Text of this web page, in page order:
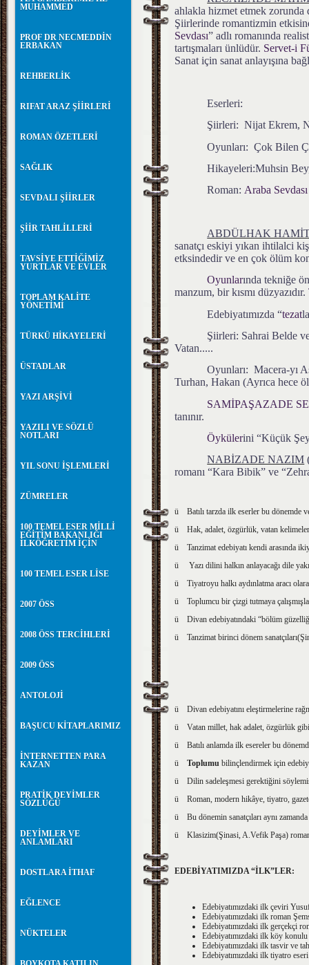
MUHAMMED
PROF DR NECMEDDİN
ERBAKAN
REHBERLİK
RIFAT ARAZ ŞİİRLERİ
ROMAN ÖZETLERİ
SAĞLIK
SEVDALI ŞİİRLER
ŞİİR TAHLİLLERİ
TAVSİYE ETTİĞİMİZ
YURTLAR VE EVLER
TOPLAM KALİTE
YÖNETİMİ
TÜRKÜ HİKAYELERİ
ÜSTADLAR
YAZI ARŞİVİ
YAZILI VE SÖZLÜ
NOTLARI
YIL SONU İŞLEMLERİ
ZÜMRELER
100 TEMEL ESER MİLLİ
EĞİTİM BAKANLIĞI
İLKÖĞRETİM İÇİN
100 TEMEL ESER LİSE
2007 ÖSS
2008 ÖSS TERCİHLERİ
2009 ÖSS
ANTOLOJİ
BAŞUCU KİTAPLARIMIZ
İNTERNETTEN PARA
KAZAN
PRATİK DEYİMLER
SÖZLÜĞÜ
DEYİMLER VE
ANLAMLARI
DOSTLARA İTHAF
EĞLENCE
NÜKTELER
ahlakla hizmet etmek zorunda
Şiirlerinde romantizmin
Sevdası” adlı romanında
tartışmaları ünlüdür. Servet-i
Sanat için sanat anlayışına
Eserleri:
Şiirleri: Nijat Ekrem,
Oyunları: Çok Bilen
Hikayeleri:Muhsin
Roman:Araba Sevdası
ABDÜLHAK
sanatçı eskiyi yıkan ihtilalci
etksindedir ve en çok ölüm
Oyunlarında tekniğe
manzum, bir kısmı düzyazıdır.
Edebiyatımızda “tezat
Şiirleri: Sahrai
Vatan.....
Oyunları: Macera-yı
Turhan, Hakan (Ayrıca hece
SAMİPAŞAZADE
tanınır.
Öykülerini “Küçük
NABİZADE NAZIM
romanı “Kara Bibik” ve
ü Batılı tarzda ilk eserler bu dönemde
ü Hak, adalet, özgürlük, vatan
ü Tanzimat edebiyatı kendi arasında
ü Yazı dilini halkın anlayacağı dile
ü Tiyatroyu halkı aydınlatma aracı
ü Toplumcu bir çizgi tutmaya
ü Divan edebiyatındaki “bölüm
ü Tanzimat birinci dönem
ü Divan edebiyatını eleştirmelerine
ü Vatan millet, hak adalet, özgürlük gibi
ü Batılı anlamda ilk esereler bu
ü Toplumu bilinçlendirmek için
ü Dilin sadeleşmesi gerektiğini
ü Roman, modern hikâye, tiyatro,
ü Bu dönemin sanatçıları aynı zamanda
ü Klasizim(Şinasi, A.Vefik Paşa)
EDEBİYATIMIZDA “İLK”LER:
Edebiyatımızdaki ilk çeviri
Edebiyatımızdaki ilk roman
Edebiyatımızdaki ilk gerçekçi
Edebiyatımızdaki ilk köy konulu
Edebiyatımızdaki ilk tasvir ve
Edebiyatımızdaki ilk tiyatro